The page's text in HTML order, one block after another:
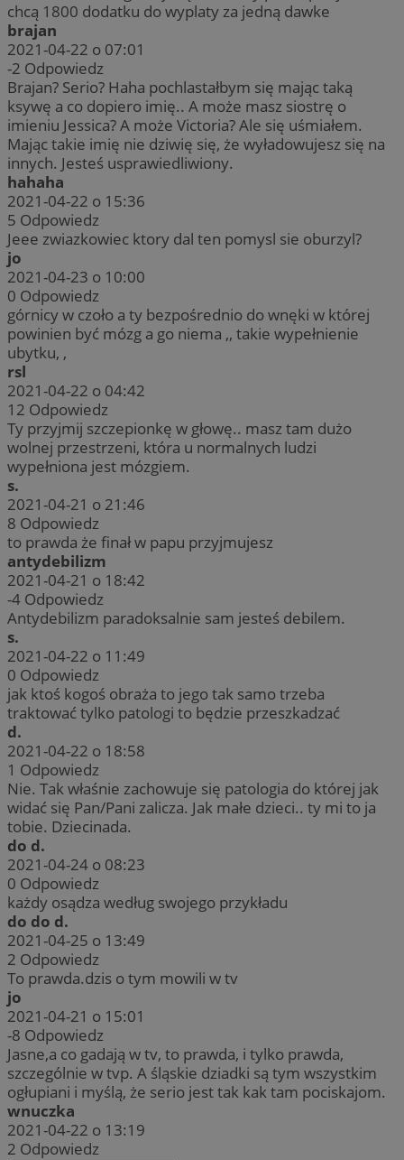
chcą 1800 dodatku do wyplaty za jedną dawke
brajan
2021-04-22 o 07:01
-2 Odpowiedz
Brajan? Serio? Haha pochlastałbym się mając taką
ksywę a co dopiero imię.. A może masz siostrę o
imieniu Jessica? A może Victoria? Ale się uśmiałem.
Mając takie imię nie dziwię się, że wyładowujesz się na
innych. Jesteś usprawiedliwiony.
hahaha
2021-04-22 o 15:36
5 Odpowiedz
Jeee zwiazkowiec ktory dal ten pomysl sie oburzyl?
jo
2021-04-23 o 10:00
0 Odpowiedz
górnicy w czoło a ty bezpośrednio do wnęki w której
powinien być mózg a go niema ,, takie wypełnienie
ubytku, ,
rsl
2021-04-22 o 04:42
12 Odpowiedz
Ty przyjmij szczepionkę w głowę.. masz tam dużo
wolnej przestrzeni, która u normalnych ludzi
wypełniona jest mózgiem.
s.
2021-04-21 o 21:46
8 Odpowiedz
to prawda że finał w papu przyjmujesz
antydebilizm
2021-04-21 o 18:42
-4 Odpowiedz
Antydebilizm paradoksalnie sam jesteś debilem.
s.
2021-04-22 o 11:49
0 Odpowiedz
jak ktoś kogoś obraża to jego tak samo trzeba
traktować tylko patologi to będzie przeszkadzać
d.
2021-04-22 o 18:58
1 Odpowiedz
Nie. Tak właśnie zachowuje się patologia do której jak
widać się Pan/Pani zalicza. Jak małe dzieci.. ty mi to ja
tobie. Dziecinada.
do d.
2021-04-24 o 08:23
0 Odpowiedz
każdy osądza według swojego przykładu
do do d.
2021-04-25 o 13:49
2 Odpowiedz
To prawda.dzis o tym mowili w tv
jo
2021-04-21 o 15:01
-8 Odpowiedz
Jasne,a co gadają w tv, to prawda, i tylko prawda,
szczególnie w tvp. A śląskie dziadki są tym wszystkim
ogłupiani i myślą, że serio jest tak kak tam pociskajom.
wnuczka
2021-04-22 o 13:19
2 Odpowiedz